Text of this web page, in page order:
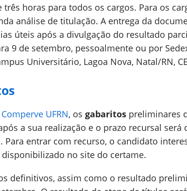
três horas para todos os cargos. Para os
análise de titulação. A entrega da
úteis após a divulgação do resultado
9 de setembro, pessoalmente ou por
Universitário, Lagoa Nova, Natal/RN,
Comperve UFRN, os gabaritos preliminares
a sua realização e o prazo recursal será
Para entrar com recurso, o candidato
no site do certame.
definitivos, assim como o resultado